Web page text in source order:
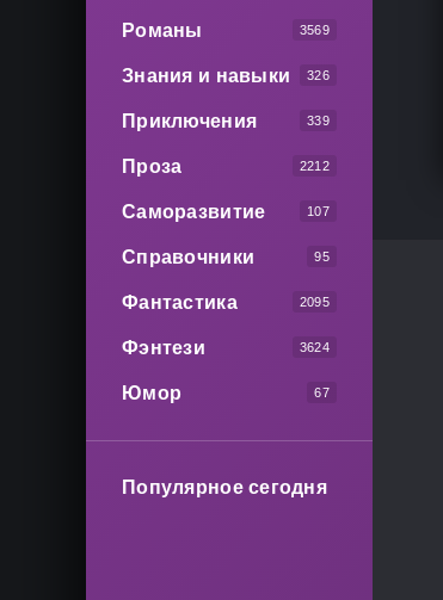
Романы 3569
Знания и навыки 326
Приключения 339
Проза 2212
Саморазвитие 107
Справочники 95
Фантастика 2095
Фэнтези 3624
Юмор 67
Популярное сегодня